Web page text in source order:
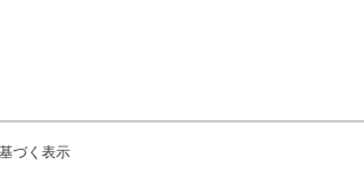
づく表示